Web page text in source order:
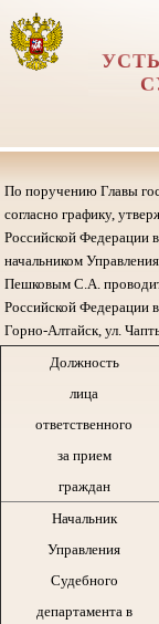
По поручению Главы
согласно графику,
Российской Федерации
начальником
Пешковым С.А.
Российской Федерации
Горно-Алтайск, ул.
Должность
лица
ответственного
за прием
граждан
Начальник
Управления
Судебного
департамента в